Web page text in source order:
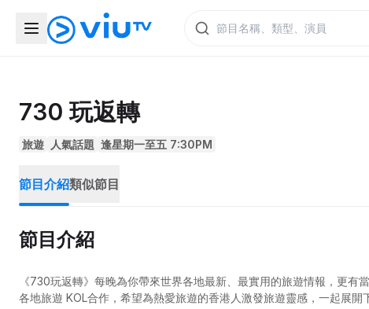
730 玩返轉
旅遊 人氣話題 逢星期一至五 7:30PM
節目介紹類似節目
節目介紹
《730玩返轉》每晚為你帶來世界各地最新、最實用的旅遊情報，更
各地旅遊 KOL合作，希望為熱愛旅遊的香港人激發旅遊靈感，一起展開